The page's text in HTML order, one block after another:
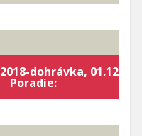
dohrávka,
Poradie: